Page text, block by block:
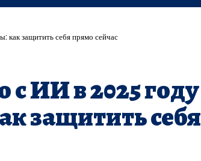
как защитить себя прямо сейчас
ИИ в 2025 году
защитить себя